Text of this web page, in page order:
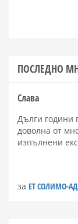
ПОСЛЕДНО
Слава
Дълги години
доволна от
изпълнени
за ЕТ СОЛИМО-